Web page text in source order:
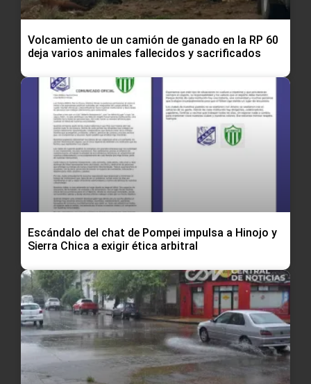
Volcamiento de un camión de ganado en la RP 60
deja varios animales fallecidos y sacrificados
Escándalo del chat de Pompei impulsa a Hinojo y
Sierra Chica a exigir ética arbitral